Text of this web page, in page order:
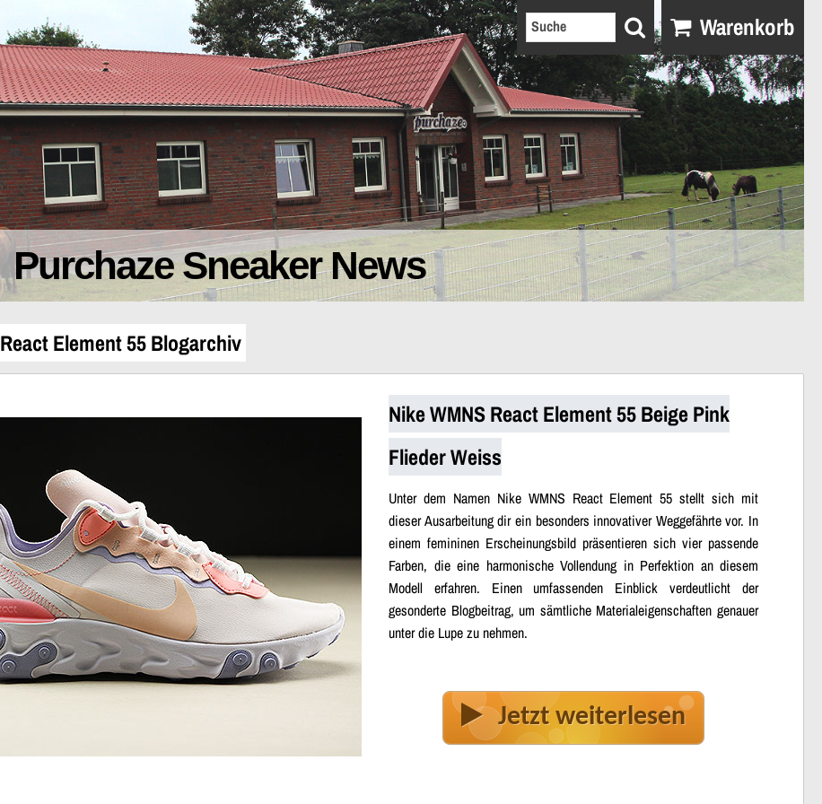
Purchaze Sneaker News
Warenkorb
Element 55 Blogarchiv
Nike WMNS React Element 55 Beige Pink
Flieder Weiss
Unter dem Namen Nike WMNS React Element 55 stellt sich mit
dieser Ausarbeitung dir ein besonders innovativer Weggefährte vor. In
einem femininen Erscheinungsbild präsentieren sich vier passende
Farben, die eine harmonische Vollendung in Perfektion an diesem
Modell erfahren. Einen umfassenden Einblick verdeutlicht der
gesonderte Blogbeitrag, um sämtliche Materialeigenschaften genauer
unter die Lupe zu nehmen.
Jetzt weiterlesen